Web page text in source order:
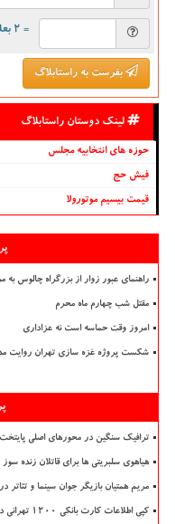
= ۲ بعلاوه ۱
بفرست به راستابلاگ
لینک دوستان راستابلاگ
حوزه های انتخابیه مجلس
فیش حج
قیمت بیسیم موتورولا
راهنمای عبور زوار از بزرگراه چالوس به
مقتل شب چهارم ماه محرم
امروز وقت حماسه است نه عزاداری
شکست پروژه غزه سازی تهران روایت
ترافیک سنگین در محورهای اصلی پایتخت
هیاهوی سلبریتی ها برای قاتلان زنده سوز
مریم همتیان بازیگر جوان سینما و تئاتر
کپی اطلاعات کارت بانکی ۱۲۰۰ تهرانی در پوشش فروشنده میوه